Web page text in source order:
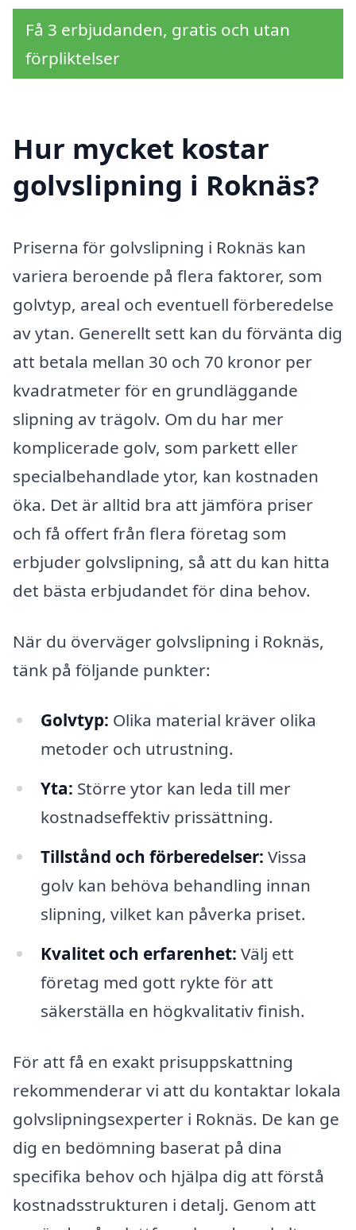
Få 3 erbjudanden, gratis och utan
förpliktelser
Hur mycket kostar
golvslipning i Roknäs?
Priserna för golvslipning i Roknäs kan
variera beroende på flera faktorer, som
golvtyp, areal och eventuell förberedelse
av ytan. Generellt sett kan du förvänta dig
att betala mellan 30 och 70 kronor per
kvadratmeter för en grundläggande
slipning av trägolv. Om du har mer
komplicerade golv, som parkett eller
specialbehandlade ytor, kan kostnaden
öka. Det är alltid bra att jämföra priser
och få offert från flera företag som
erbjuder golvslipning, så att du kan hitta
det bästa erbjudandet för dina behov.
När du överväger golvslipning i Roknäs,
tänk på följande punkter:
Golvtyp: Olika material kräver olika
metoder och utrustning.
Yta: Större ytor kan leda till mer
kostnadseffektiv prissättning.
Tillstånd och förberedelser: Vissa
golv kan behöva behandling innan
slipning, vilket kan påverka priset.
Kvalitet och erfarenhet: Välj ett
företag med gott rykte för att
säkerställa en högkvalitativ finish.
För att få en exakt prisuppskattning
rekommenderar vi att du kontaktar lokala
golvslipningsexperter i Roknäs. De kan ge
dig en bedömning baserat på dina
specifika behov och hjälpa dig att förstå
kostnadsstrukturen i detalj. Genom att